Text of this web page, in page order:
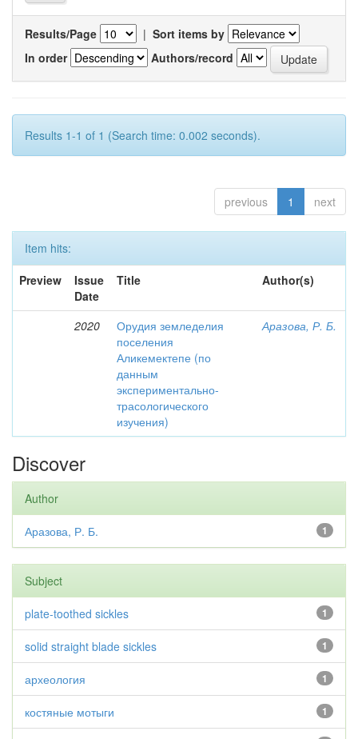
Results/Page | Sort items by
In order
Authors/record
Results 1-1 of 1 (Search time: 0.002 seconds).
previous 1 next
Item hits:
Preview
Issue
Date
Title Author(s)
2020
Орудия земледелия
поселения
Аликемектепе (по
данным
экспериментально-
трасологического
изучения)
Аразова, Р. Б.
Discover
Author
1
Аразова, Р. Б.
Subject
1
plate-toothed sickles
1
solid straight blade sickles
1
археология
1
костяные мотыги